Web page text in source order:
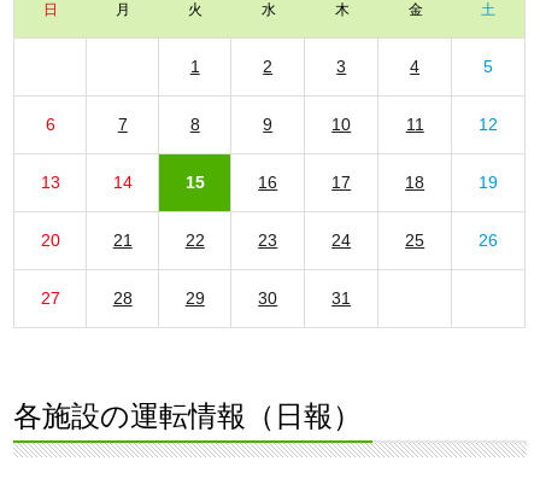
日 月 火 水 木 金 土
1 2 3 4 5
6 7 8 9 10 11 12
13 14 15 16 17 18 19
20 21 22 23 24 25 26
27 28 29 30 31
各施設の運転情報（日報）